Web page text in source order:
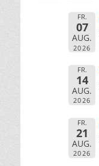
FR.
07
AUG.
2026
FR.
14
AUG.
2026
FR.
21
AUG.
2026